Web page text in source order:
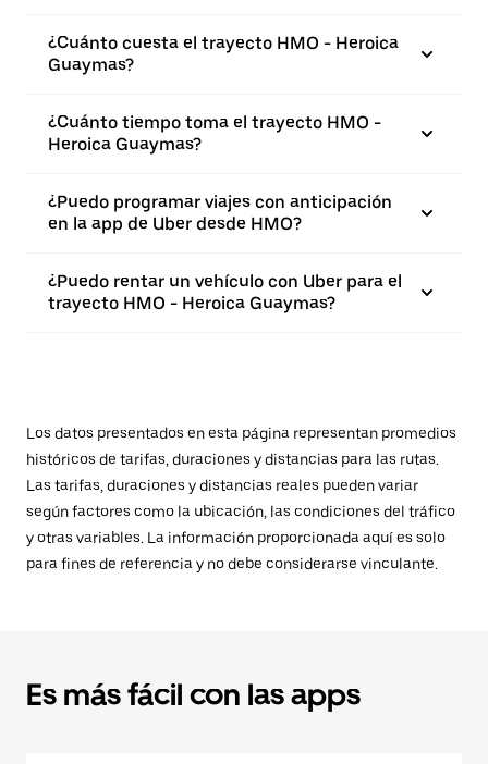
¿Cuánto cuesta el trayecto HMO - Heroica
Guaymas?
¿Cuánto tiempo toma el trayecto HMO -
Heroica Guaymas?
¿Puedo programar viajes con anticipación
en la app de Uber desde HMO?
¿Puedo rentar un vehículo con Uber para el
trayecto HMO - Heroica Guaymas?
Los datos presentados en esta página representan promedios
históricos de tarifas, duraciones y distancias para las rutas.
Las tarifas, duraciones y distancias reales pueden variar
según factores como la ubicación, las condiciones del tráfico
y otras variables. La información proporcionada aquí es solo
para fines de referencia y no debe considerarse vinculante.
Es más fácil con las apps